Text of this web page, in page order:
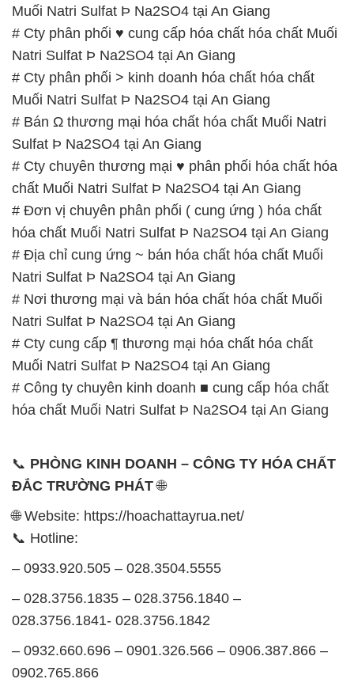
Muối Natri Sulfat Þ Na2SO4 tại An Giang
# Cty phân phối ♥ cung cấp hóa chất hóa chất Muối
Natri Sulfat Þ Na2SO4 tại An Giang
# Cty phân phối > kinh doanh hóa chất hóa chất
Muối Natri Sulfat Þ Na2SO4 tại An Giang
# Bán Ω thương mại hóa chất hóa chất Muối Natri
Sulfat Þ Na2SO4 tại An Giang
# Cty chuyên thương mại ♥ phân phối hóa chất hóa
chất Muối Natri Sulfat Þ Na2SO4 tại An Giang
# Đơn vị chuyên phân phối ( cung ứng ) hóa chất
hóa chất Muối Natri Sulfat Þ Na2SO4 tại An Giang
# Địa chỉ cung ứng ~ bán hóa chất hóa chất Muối
Natri Sulfat Þ Na2SO4 tại An Giang
# Nơi thương mại và bán hóa chất hóa chất Muối
Natri Sulfat Þ Na2SO4 tại An Giang
# Cty cung cấp ¶ thương mại hóa chất hóa chất
Muối Natri Sulfat Þ Na2SO4 tại An Giang
# Công ty chuyên kinh doanh ■ cung cấp hóa chất
hóa chất Muối Natri Sulfat Þ Na2SO4 tại An Giang
📞 PHÒNG KINH DOANH – CÔNG TY HÓA CHẤT
ĐẮC TRƯỜNG PHÁT🌐
🌐 Website: https://hoachattayrua.net/
📞 Hotline:
– 0933.920.505 – 028.3504.5555
– 028.3756.1835 – 028.3756.1840 –
028.3756.1841- 028.3756.1842
– 0932.660.696 – 0901.326.566 – 0906.387.866 –
0902.765.866